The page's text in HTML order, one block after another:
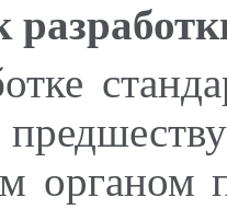
органом